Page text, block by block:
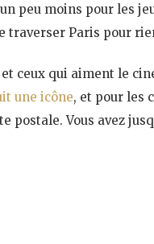
peu moins pour les
traverser Paris pour
et ceux qui aiment le
une icône, et pour les
postale. Vous avez